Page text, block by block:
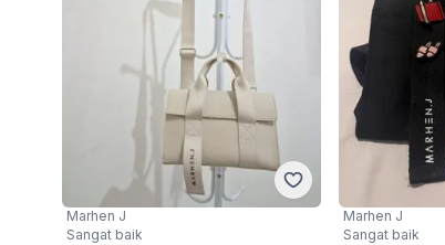
Marhen J
Sangat baik
Marhen J
Sangat baik